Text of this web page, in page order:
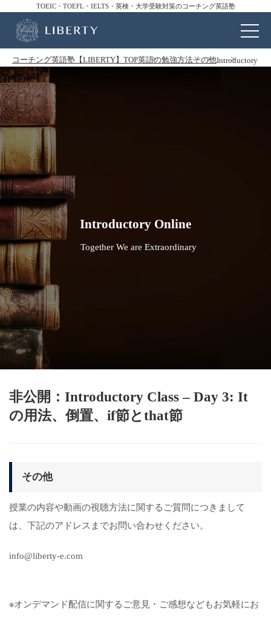
TOEIC・TOEFL・IELTS・英検・大学受験対策のコーチング英語塾
コーチング英語塾【LIBERTY】TOP英語の勉強方法その他Introductory
Introductory Online
Together We are Extraordinary
非公開：Introductory Class – Day 3: It
の用法、倒置、if節とthat節
その他
授業の内容や動画の視聴方法に関するご質問につきまして
は、下記のアドレスまでお問い合わせください。
info@liberty-e.com
※オンデマンド配信に関するご意見・ご感想などもお気軽にお